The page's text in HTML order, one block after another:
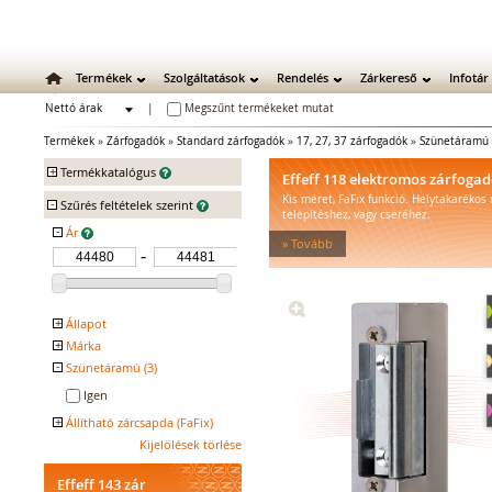
Termékek Szolgáltatások Rendelés Zárkereső Infotár
Nettó árak
Megszűnt termékeket mutat
Termékek » Zárfogadók » Standard zárfogadók » 17, 27, 37 zárfogadók »
+ Termékkatalógus
Mechanikus zárak
Mechanikus bevéső zárak
Zárbetétek
Lakatok
Kiegészítő zárak
Zárpajzsok
Mechanikus kiegészítők
Elektromos zárak
Elektromos bevéső zárak
Standard zárfogadók
Vízálló zárfogadók
Füstgátló zárfogadók
- Szűrés feltételek szerint
- Ár
+ Állapot
Népszerű
Kifutó
+ Márka
EFFEFF
- Szünetáramú (3)
Igen
+ Állítható zárcsapda (FaFix)
Kijelölések törlése
Effeff 143 zár
Effeff 118 elektromos
Kis méret, FaFix funkció. Helytakarékos
telepítéshez, vagy cseréhez.
» Tovább